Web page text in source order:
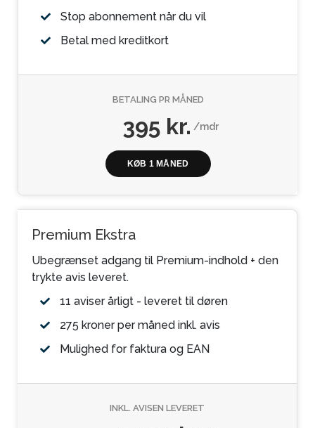
Stop abonnement når du vil
Betal med kreditkort
BETALING PR MÅNED
395 kr./mdr
KØB 1 MÅNED
Premium Ekstra
Ubegrænset adgang til Premium-indhold + den
trykte avis leveret.
11 aviser årligt - leveret til døren
275 kroner per måned inkl. avis
Mulighed for faktura og EAN
INKL. AVISEN LEVERET